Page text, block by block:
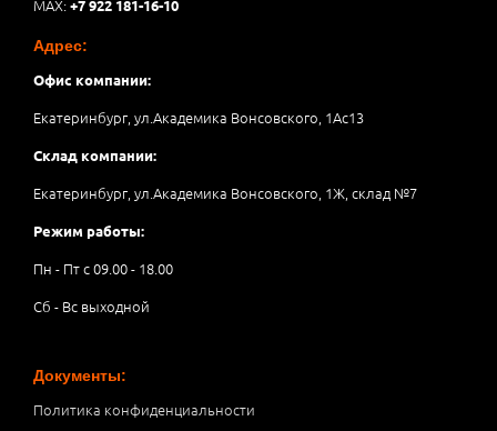
MAX:+7 922 181-16-10
Адрес:
Офис компании:
Екатеринбург, ул.Академика Вонсовского, 1Аc13
Склад компании:
Екатеринбург, ул.Академика Вонсовского, 1Ж, склад №7
Режим работы:
Пн - Пт с 09.00 - 18.00
Сб - Вс выходной
Документы:
Политика конфиденциальности